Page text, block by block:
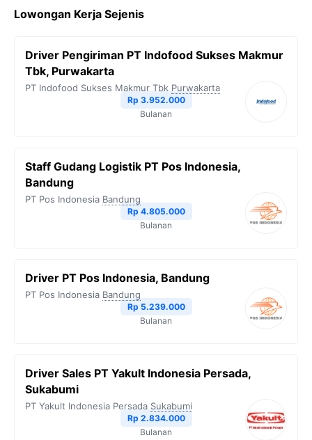
e
o
o
t
e
e
r
a
t
A
p
y
i
k
Lowongan Kerja Sejenis
Driver Pengiriman PT Indofood Sukses Makmur
Tbk, Purwakarta
PT Indofood Sukses Makmur Tbk Purwakarta
Rp 3.952.000
Bulanan
Staff Gudang Logistik PT Pos Indonesia,
Bandung
PT Pos Indonesia Bandung
Rp 4.805.000
Bulanan
Driver PT Pos Indonesia, Bandung
PT Pos Indonesia Bandung
Rp 5.239.000
Bulanan
Driver Sales PT Yakult Indonesia Persada,
Sukabumi
PT Yakult Indonesia Persada Sukabumi
Rp 2.834.000
Bulanan